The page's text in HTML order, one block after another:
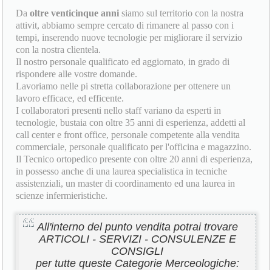
Daoltre venticinque annisiamo sul territorio con la nostra
attivit, abbiamo sempre cercato di rimanere al passo con i
tempi, inserendo nuove tecnologie per migliorare il servizio
con la nostra clientela.
Il nostro personale qualificato ed aggiornato, in grado di
rispondere alle vostre domande.
Lavoriamo nelle pi stretta collaborazione per ottenere un
lavoro efficace, ed efficente.
I collaboratori presenti nello staff variano da esperti in
tecnologie, bustaia con oltre 35 anni di esperienza, addetti al
call center e front office, personale competente alla vendita
commerciale, personale qualificato per l'officina e magazzino.
Il Tecnico ortopedico presente con oltre 20 anni di esperienza,
in possesso anche di una laurea specialistica in tecniche
assistenziali, un master di coordinamento ed una laurea in
scienze infermieristiche.
All'interno del punto vendita potrai trovare
ARTICOLI - SERVIZI - CONSULENZE E
CONSIGLI
per tutte queste Categorie Merceologiche: